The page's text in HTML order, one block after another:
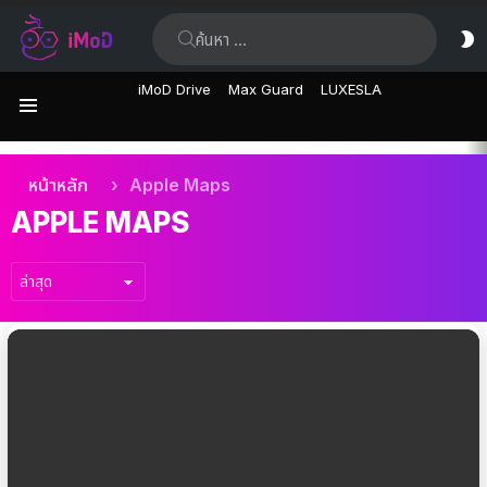
iMoD Drive Max Guard LUXESLA
เรื่อง
ล่าสุด
คุณอยู่ที่นี่:
หน้าหลัก Apple Maps
APPLE MAPS
เรื่อง